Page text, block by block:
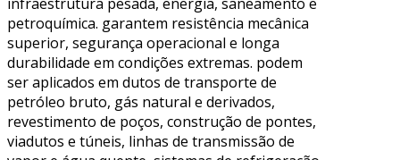
petroquímica. garantem resistência mecânica
superior, segurança operacional e longa
durabilidade em condições extremas. podem
ser aplicados em dutos de transporte de
petróleo bruto, gás natural e derivados,
revestimento de poços, construção de pontes,
viadutos e túneis, linhas de transmissão de